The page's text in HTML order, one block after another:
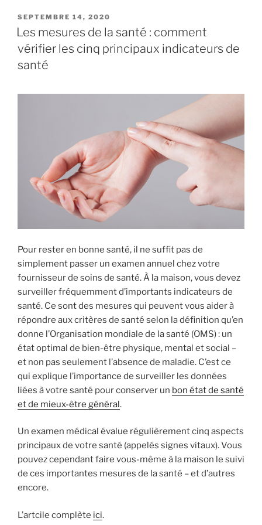
c
e
b
o
itt
er
ai
l
k
e
dI
e
PUBLIÉ
LE
SEPTEMBRE 14, 2020
Les mesures de la santé : comment
vérifier les cinq principaux indicateurs de
santé
Pour rester en bonne santé, il ne suffit pas de
simplement passer un examen annuel chez votre
fournisseur de soins de santé. À la maison, vous devez
surveiller fréquemment d’importants indicateurs de
santé. Ce sont des mesures qui peuvent vous aider à
répondre aux critères de santé selon la définition qu’en
donne l’Organisation mondiale de la santé (OMS) : un
état optimal de bien-être physique, mental et social –
et non pas seulement l’absence de maladie. C’est ce
qui explique l’importance de surveiller les données
liées à votre santé pour conserver un bon état de santé
et de mieux-être général.
Un examen médical évalue régulièrement cinq aspects
principaux de votre santé (appelés signes vitaux). Vous
pouvez cependant faire vous-même à la maison le suivi
de ces importantes mesures de la santé – et d’autres
encore.
L’artcile complète ici.